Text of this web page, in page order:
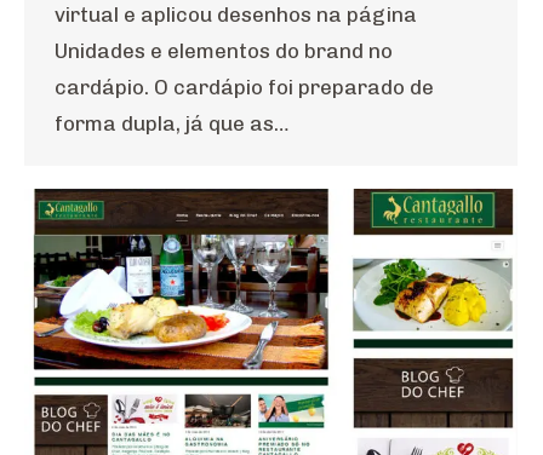
virtual e aplicou desenhos na página
Unidades e elementos do brand no
cardápio. O cardápio foi preparado de
forma dupla, já que as…